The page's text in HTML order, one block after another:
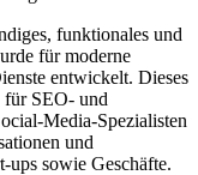
funktionales und
für moderne
entwickelt. Dieses
für SEO- und
Media-Spezialisten
und
ups sowie Geschäfte.